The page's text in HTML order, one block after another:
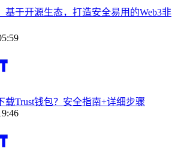
基于开源生态，打造安全易用的Web3非
载Trust钱包？安全指南+详细步骤